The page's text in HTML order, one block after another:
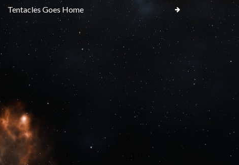
Tentacles Goes Home